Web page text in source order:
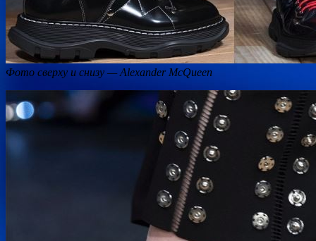
Фото сверху и снизу — Alexander McQueen